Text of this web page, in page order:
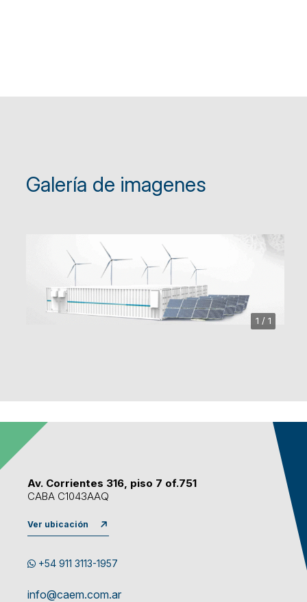
Galería de imagenes
1 / 1
Av. Corrientes 316, piso 7 of.751
CABA C1043AAQ
Ver ubicación
+54 911 3113-1957
info@caem.com.ar